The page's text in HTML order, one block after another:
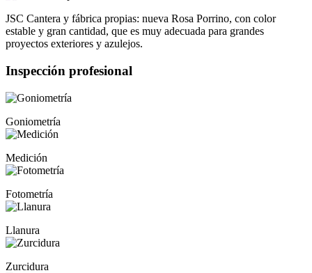
JSC Cantera y fábrica propias: nueva Rosa Porrino, con color
estable y gran cantidad, que es muy adecuada para grandes
proyectos exteriores y azulejos.
Inspección profesional
Goniometría
Medición
Fotometría
Llanura
Zurcidura